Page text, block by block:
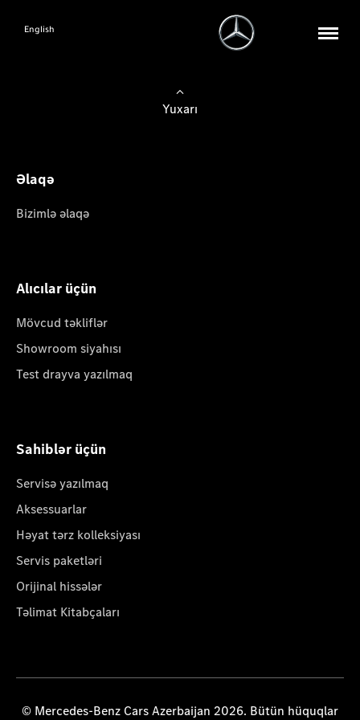
English
Yuxarı
Əlaqə
Bizimlə əlaqə
Alıcılar üçün
Mövcud təkliflər
Showroom siyahısı
Test drayva yazılmaq
Sahiblər üçün
Servisə yazılmaq
Aksessuarlar
Həyat tərz kolleksiyası
Servis paketləri
Orijinal hissələr
Təlimat Kitabçaları
© Mercedes-Benz Cars Azerbaijan 2026. Bütün hüquqlar